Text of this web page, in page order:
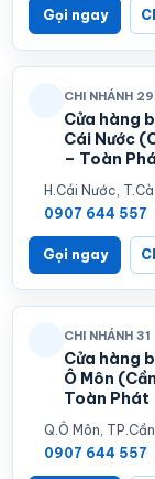
Gọi ngay
CHI NHÁNH 29
Cửa hàng
Cái Nước
– Toàn
H.Cái Nước,
0907 644 557
Gọi ngay
CHI NHÁNH 31
Cửa hàng
Ô Môn
Toàn Phát
Q.Ô Môn,
0907 644 557